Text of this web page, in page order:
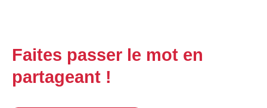
Faites passer le mot en
partageant !